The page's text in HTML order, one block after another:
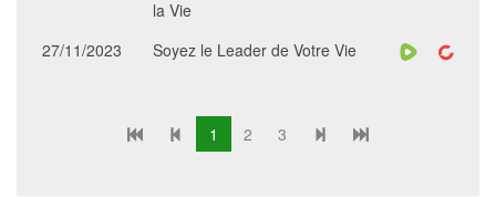
la Vie
27/11/2023
Soyez le Leader de Votre Vie
1 2 3